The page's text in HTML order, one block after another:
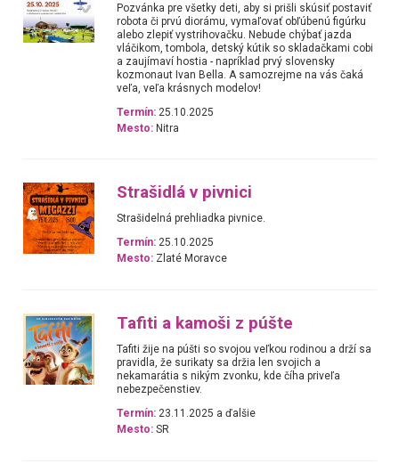
Pozvánka pre všetky deti, aby si prišli skúsiť postaviť
robota či prvú diorámu, vymaľovať obľúbenú figúrku
alebo zlepiť vystrihovačku. Nebude chýbať jazda
vláčikom, tombola, detský kútik so skladačkami cobi
a zaujímaví hostia - napríklad prvý slovensky
kozmonaut Ivan Bella. A samozrejme na vás čaká
veľa, veľa krásnych modelov!
Termín: 25.10.2025
Mesto: Nitra
Strašidlá v pivnici
Strašidelná prehliadka pivnice.
Termín: 25.10.2025
Mesto: Zlaté Moravce
Tafiti a kamoši z púšte
Tafiti žije na púšti so svojou veľkou rodinou a drží sa
pravidla, že surikaty sa držia len svojich a
nekamarátia s nikým zvonku, kde číha priveľa
nebezpečenstiev.
Termín: 23.11.2025 a ďalšie
Mesto: SR